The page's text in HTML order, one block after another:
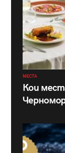
МЕСТА
Кои